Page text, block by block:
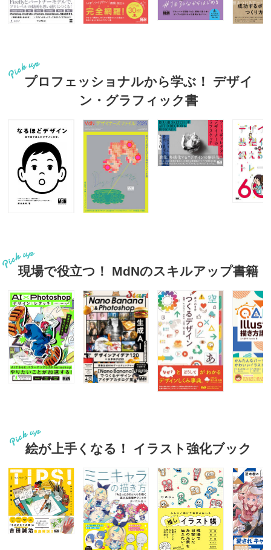
プロフェッショナルから学ぶ！ デザイ
ン・グラフィック書
現場で役立つ！ MdNのスキルアップ書籍
絵が上手くなる！ イラスト強化ブック